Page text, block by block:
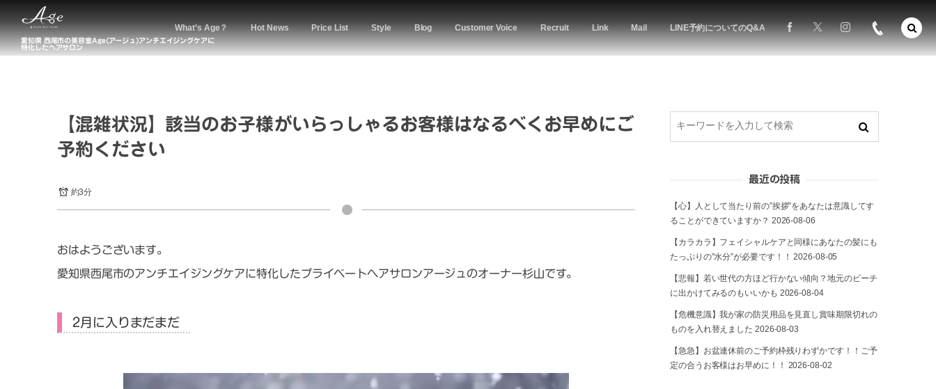
愛知県 西尾市の美容室Age(アージュ)アンチエイジングケアに
特化したヘアサロン
What’s Age？ Hot News Price List Style Blog Customer Voice Recruit Link Mail LINE予約についてのQ&A
【混雑状況】該当のお子様がいらっしゃるお客様はなるべくお早めにご
予約ください
約3分
おはようございます。
愛知県西尾市のアンチエイジングケアに特化したプライベートヘアサロンアージュのオーナー杉山です。
2月に入りまだまだ
最近の投稿
【心】人として当たり前の”挨拶”をあなたは意識してす
ることができていますか？ 2026-08-06
【カラカラ】フェイシャルケアと同様にあなたの髪にも
たっぷりの”水分”が必要です！！ 2026-08-05
【悲報】若い世代の方ほど行かない傾向？地元のビーチ
に出かけてみるのもいいかも 2026-08-04
【危機意識】我が家の防災用品を見直し賞味期限切れの
ものを入れ替えました 2026-08-03
【急急】お盆連休前のご予約枠残りわずかです！！ご予
定の合うお客様はお早めに！！ 2026-08-02